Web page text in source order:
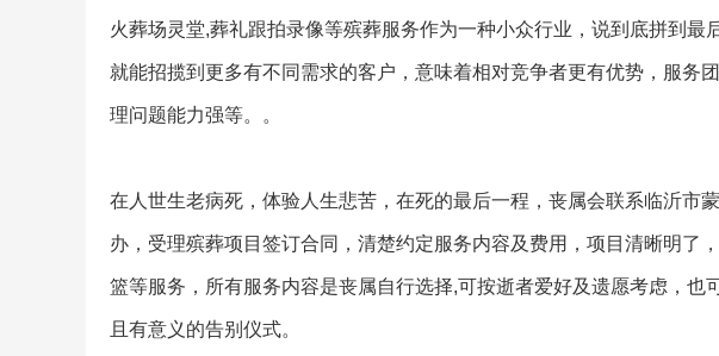
火葬场灵堂,葬礼跟拍录像等殡葬服务作为一种小众行业，说到底拼到最
就能招揽到更多有不同需求的客户，意味着相对竞争者更有优势，服务
理问题能力强等。。
在人世生老病死，体验人生悲苦，在死的最后一程，丧属会联系临沂市
办，受理殡葬项目签订合同，清楚约定服务内容及费用，项目清晰明了
篮等服务，所有服务内容是丧属自行选择,可按逝者爱好及遗愿考虑，
且有意义的告别仪式。